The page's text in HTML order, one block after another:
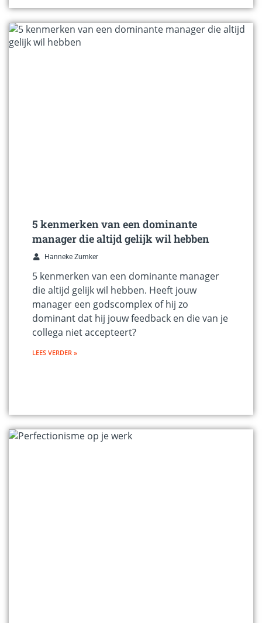
5 kenmerken van een dominante
manager die altijd gelijk wil hebben
Hanneke Zumker
5 kenmerken van een dominante manager
die altijd gelijk wil hebben. Heeft jouw
manager een godscomplex of hij zo
dominant dat hij jouw feedback en die van je
collega niet accepteert?
LEES VERDER »